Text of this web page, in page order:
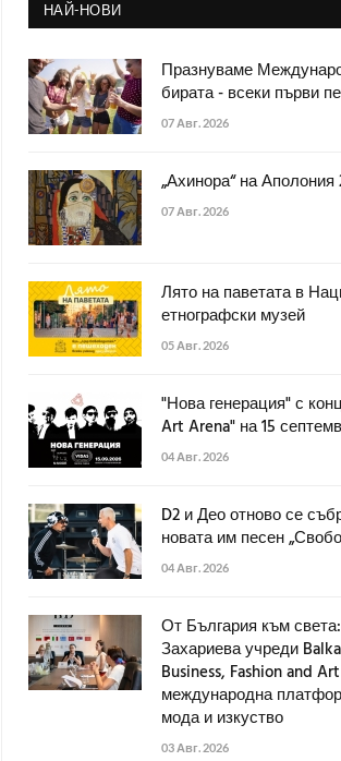
НАЙ-НОВИ
Празнуваме
бирата - всеки първи
07 Авг. 2026
„Ахинора“ на
07 Авг. 2026
Лято на паветата в
етнографски музей
05 Авг. 2026
"Нова генерация" с
Art Arena" на 15
04 Авг. 2026
D2 и Део отново се
новата им песен
04 Авг. 2026
От България към
Захариева учреди
Business, Fashion and
международна
мода и изкуство
03 Авг. 2026